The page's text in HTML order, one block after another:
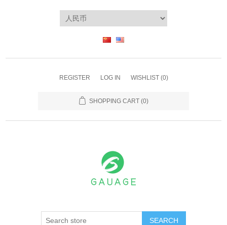
REGISTER LOG IN WISHLIST (0)
SHOPPING CART (0)
SEARCH